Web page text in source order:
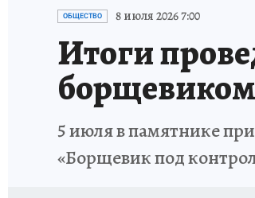
ИСПЫТАНО НА СЕБЕ
ОБЩЕСТВО 8 июля 2026 7:00
Итоги
5 июля в памятнике
«Борщевик под